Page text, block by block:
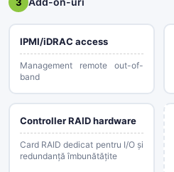
IPMI/iDRAC access
Management remote out-of-
band
Controller RAID hardware
Card RAID dedicat pentru I/O și
redundanță îmbunătățite